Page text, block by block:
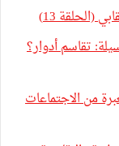
(الحلقة 13)
تقاسم أدوار؟
من الاجتماعات